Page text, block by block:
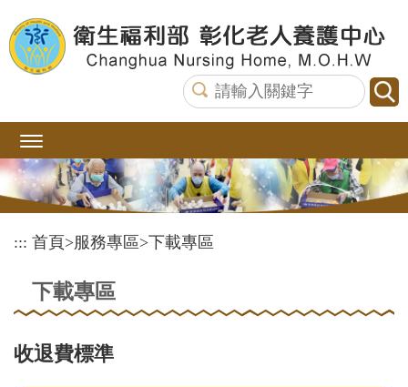
到
主
::: 首頁>服務專區>下載專區
下載專區
收退費標準